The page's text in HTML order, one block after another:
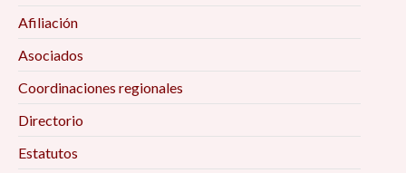
Afiliación
Asociados
Coordinaciones regionales
Directorio
Estatutos